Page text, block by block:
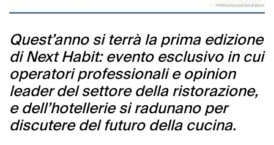
Quest’anno si terrà la prima edizione
di Next Habit: evento esclusivo in cui
operatori professionali e opinion
leader del settore della ristorazione,
e dell’hotellerie si radunano per
discutere del futuro della cucina.